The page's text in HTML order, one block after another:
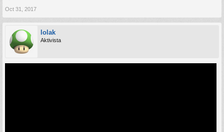
Oct 31, 2017
lolak
Aktivista